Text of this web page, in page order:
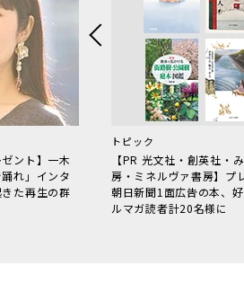
ント】一木
れ」インタ
た再生の群
トピック
【PR 光文社・創英社・
房・ミネルヴァ書房】プ
朝日新聞1面広告の本、
ルマガ読者計20名様に